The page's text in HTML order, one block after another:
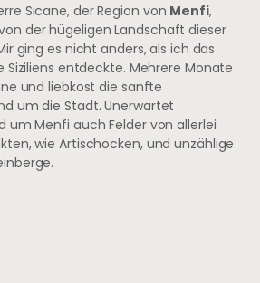
Sicane, der Region von Menfi,
der hügeligen Landschaft dieser
ging es nicht anders, als ich das
Siziliens entdeckte. Mehrere Monate
und liebkost die sanfte
um die Stadt. Unerwartet
um Menfi auch Felder von allerlei
wie Artischocken, und unzählige